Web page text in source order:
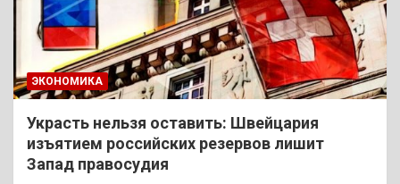
ЭКОНОМИКА
Украсть нельзя оставить: Швейцария
изъятием российских резервов лишит
Запад правосудия